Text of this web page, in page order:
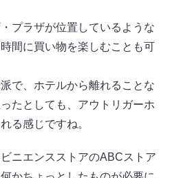
プラザが位置しているような
間に買い物を楽しむことも可
で、ホテルから離れることな
たとしても、アウトリガーホ
る感じですね。
ニエンスストアのABCストア